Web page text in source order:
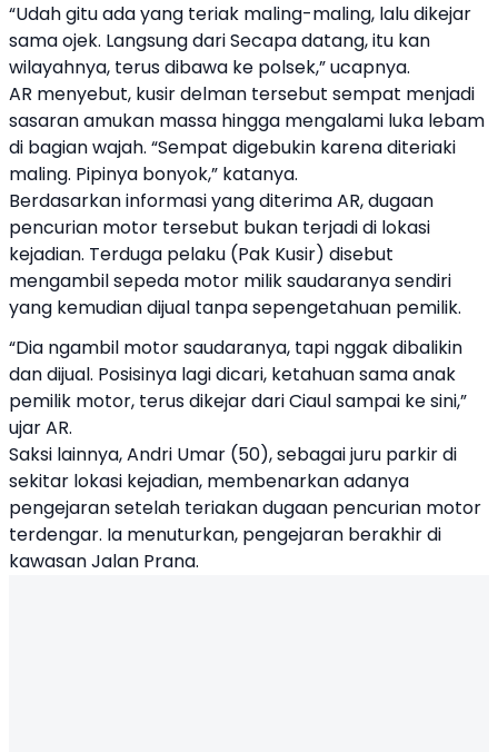
“Udah gitu ada yang teriak maling-maling, lalu dikejar
sama ojek. Langsung dari Secapa datang, itu kan
wilayahnya, terus dibawa ke polsek,” ucapnya.
AR menyebut, kusir delman tersebut sempat menjadi
sasaran amukan massa hingga mengalami luka lebam
di bagian wajah. “Sempat digebukin karena diteriaki
maling. Pipinya bonyok,” katanya.
Berdasarkan informasi yang diterima AR, dugaan
pencurian motor tersebut bukan terjadi di lokasi
kejadian. Terduga pelaku (Pak Kusir) disebut
mengambil sepeda motor milik saudaranya sendiri
yang kemudian dijual tanpa sepengetahuan pemilik.
“Dia ngambil motor saudaranya, tapi nggak dibalikin
dan dijual. Posisinya lagi dicari, ketahuan sama anak
pemilik motor, terus dikejar dari Ciaul sampai ke sini,”
ujar AR.
Saksi lainnya, Andri Umar (50), sebagai juru parkir di
sekitar lokasi kejadian, membenarkan adanya
pengejaran setelah teriakan dugaan pencurian motor
terdengar. Ia menuturkan, pengejaran berakhir di
kawasan Jalan Prana.